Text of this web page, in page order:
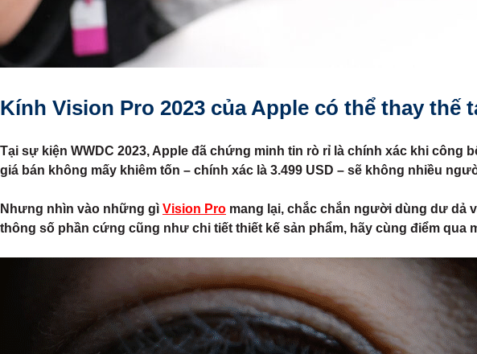
Kính Vision Pro 2023 của Apple có thể thay thế
Tại sự kiện WWDC 2023, Apple đã chứng minh tin rò rỉ là chính xác khi
giá bán không mấy khiêm tốn – chính xác là 3.499 USD – sẽ không nhiều
Nhưng nhìn vào những gì Vision Pro mang lại, chắc chắn người dùng dư dả
thông số phần cứng cũng như chi tiết thiết kế sản phẩm, hãy cùng điểm